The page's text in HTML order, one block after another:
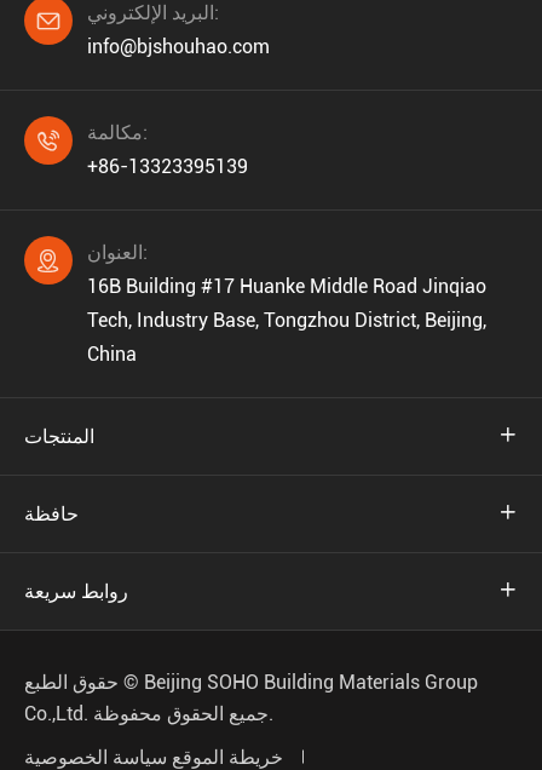

البريد الإلكتروني:
info@bjshouhao.com

مكالمة:
+86-13323395139

العنوان:
16B Building #17 Huanke Middle Road Jinqiao
Tech, Industry Base, Tongzhou District, Beijing,
China
المنتجات 
حافظة 
روابط سريعة 
حقوق الطبع © Beijing SOHO Building Materials Group
Co.,Ltd.
جميع الحقوق محفوظة.
خريطة الموقع سياسة الخصوصية